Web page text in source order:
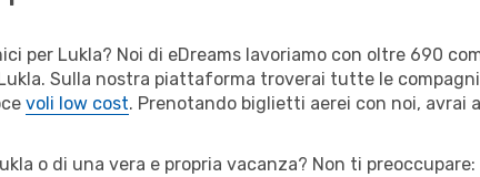
per Lukla? Noi di eDreams lavoriamo con oltre 690
Sulla nostra piattaforma troverai tutte le
voli low cost. Prenotando biglietti aerei con noi, avrai
o di una vera e propria vacanza? Non ti